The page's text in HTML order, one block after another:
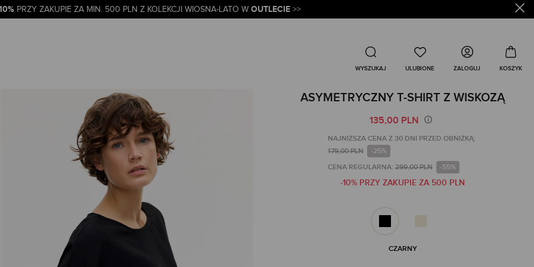
PRZY ZAKUPIE ZA MIN. 500 PLN Z KOLEKCJI WIOSNA-LATO W OUTLECIE >>
ZALOGUJ
ASYMETRYCZNY T-SHIRT Z WISKOZĄ
135,00 PLN
NAJNIŻSZA CENA Z 30 DNI PRZED OBNIŻKĄ:
179,00 PLN
-25%
CENA REGULARNA: 299,00 PLN -55%
-10% PRZY ZAKUPIE ZA 500 PLN
CZARNY